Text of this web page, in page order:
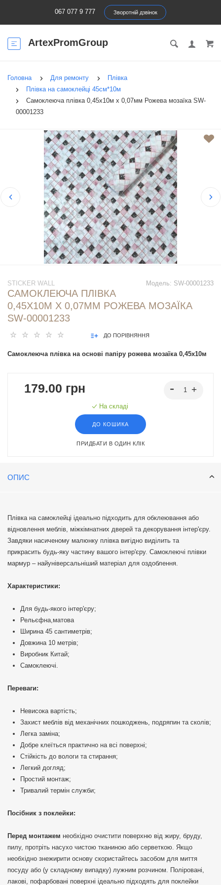
067 077 9 777 Зворотній дзвінок
ArtexPromGroup
Головна Для ремонту
Плівка
Плівка на самоклейці 45см*10м
Самоклеюча плівка 0,45х10м х 0,07мм Рожева мозаїка SW-
00001233
Модель: SW-00001233
STICKER WALL
САМОКЛЕЮЧА ПЛІВКА
0,45Х10М Х 0,07ММ РОЖЕВА МОЗАЇКА
SW-00001233
ДО ПОРІВНЯННЯ
Самоклеюча плівка на основі папіру рожева мозаїка 0,45х10м
179.00 грн
На складі
ДО КОШИКА
ПРИДБАТИ В ОДИН КЛІК
ОПИС
Плівка на самоклейці ідеально підходить для обклеювання або
відновлення меблів, міжкімнатних дверей та декорування інтер'єру.
Завдяки насиченому малюнку плівка вигідно виділить та
прикрасить будь-яку частину вашого інтер'єру. Самоклеючі плівки
мармур – найуніверсальніший матеріал для оздоблення.
Характеристики:
Для будь-якого інтер'єру;
Рельєфна,матова
Ширина 45 сантиметрів;
Довжина 10 метрів;
Виробник Китай;
Самоклеючі.
Переваги:
Невисока вартість;
Захист меблів від механічних пошкоджень, подряпин та сколів;
Легка заміна;
Добре клеїться практично на всі поверхні;
Стійкість до вологи та стирання;
Легкий догляд;
Простий монтаж;
Тривалий термін служби;
Посібник з поклейки:
Перед монтажем необхідно очистити поверхню від жиру, бруду,
пилу, протріть насухо чистою тканиною або серветкою. Якщо
необхідно знежирити основу скористайтесь засобом для миття
посуду або (у складному випадку) лужним розчином. Поліровані,
лакові, пофарбовані поверхні ідеально підходять для поклейки